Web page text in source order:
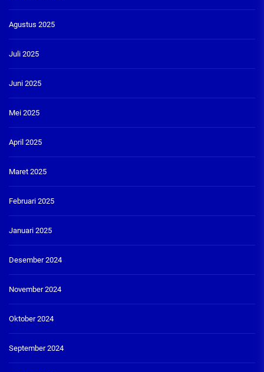
Agustus 2025
Juli 2025
Juni 2025
Mei 2025
April 2025
Maret 2025
Februari 2025
Januari 2025
Desember 2024
November 2024
Oktober 2024
September 2024